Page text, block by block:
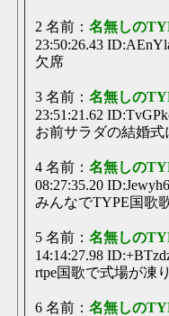
2 名前： 名無しの
23:50:26.43
欠席
3 名前： 名無しの
23:51:21.62
お前サラダの結婚式
4 名前： 名無しの
08:27:35.20
みんなでTYPE国歌
5 名前： 名無しの
14:14:27.98
rtpe国歌で式場が凍
6 名前： 名無しの